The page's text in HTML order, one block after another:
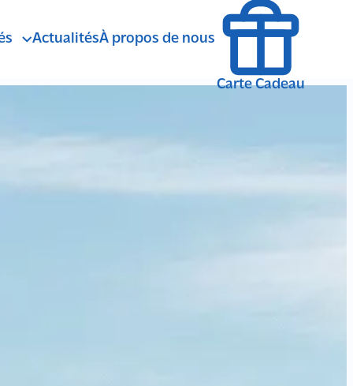
Balade en Calèche
Randonnée VTT
ActualitésÀ propos de nous
Carte Cadeau